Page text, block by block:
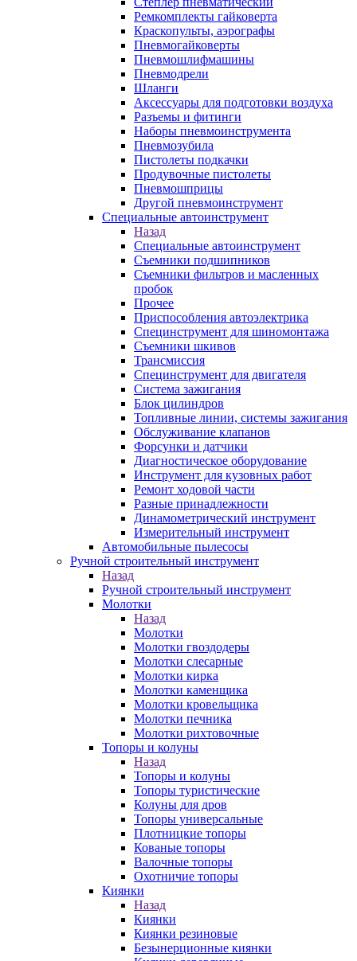
Ремкомплекты гайковерта
Краскопульты, аэрографы
Пневмогайковерты
Пневмошлифмашины
Пневмодрели
Шланги
Аксессуары для подготовки воздуха
Разъемы и фитинги
Наборы пневмоинструмента
Пневмозубила
Пистолеты подкачки
Продувочные пистолеты
Пневмошприцы
Другой пневмоинструмент
Специальные автоинструмент
Назад
Специальные автоинструмент
Съемники подшипников
Съемники фильтров и масленных
пробок
Прочее
Приспособления автоэлектрика
Специнструмент для шиномонтажа
Съемники шкивов
Трансмиссия
Специнструмент для двигателя
Система зажигания
Блок цилиндров
Топливные линии, системы зажигания
Обслуживание клапанов
Форсунки и датчики
Диагностическое оборудование
Инструмент для кузовных работ
Ремонт ходовой части
Разные принадлежности
Динамометрический инструмент
Измерительный инструмент
Автомобильные пылесосы
Ручной строительный инструмент
Назад
Ручной строительный инструмент
Молотки
Назад
Молотки
Молотки гвоздодеры
Молотки слесарные
Молотки кирка
Молотки каменщика
Молотки кровельщика
Молотки печника
Молотки рихтовочные
Топоры и колуны
Назад
Топоры и колуны
Топоры туристические
Колуны для дров
Топоры универсальные
Плотницкие топоры
Кованые топоры
Валочные топоры
Охотничие топоры
Киянки
Назад
Киянки
Киянки резиновые
Безынерционные киянки